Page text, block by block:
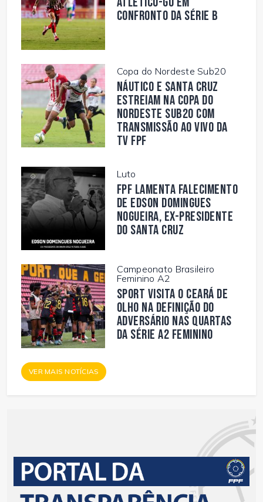
confronto da Série B
Copa do Nordeste Sub20
Náutico e Santa Cruz
estreiam na Copa do
Nordeste Sub20 com
transmissão ao vivo da
TV FPF
Luto
FPF lamenta falecimento
de Edson Domingues
Nogueira, ex-presidente
do Santa Cruz
Campeonato Brasileiro
Feminino A2
Sport visita o Ceará de
olho na definição do
adversário nas quartas
da Série A2 Feminino
VER MAIS NOTÍCIAS